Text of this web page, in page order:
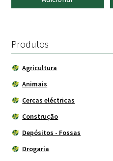
Produtos
Agricultura
Animais
Cercas eléctricas
Construção
Depósitos - Fossas
Drogaria